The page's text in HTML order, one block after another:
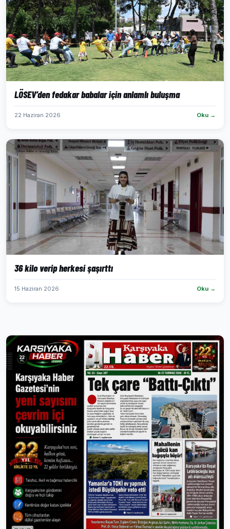
LÖSEV’den fedakar babalar için anlamlı buluşma
22 Haziran 2026 Oku →
36 kilo verip herkesi şaşırttı
15 Haziran 2026 Oku →